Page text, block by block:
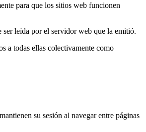
para que los sitios web funcionen
leída por el servidor web que la emitió.
a todas ellas colectivamente como
su sesión al navegar entre páginas